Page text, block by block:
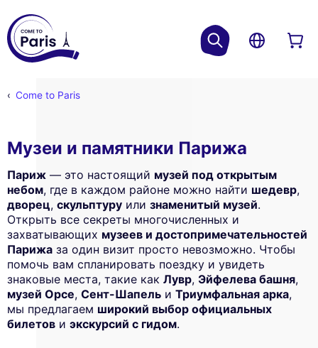
Come to Paris
Музеи и памятники Парижа
Париж — это настоящий музей под открытым
небом, где в каждом районе можно найти шедевр,
дворец, скульптуру или знаменитый музей.
Открыть все секреты многочисленных и
захватывающих музеев и достопримечательностей
Парижа за один визит просто невозможно. Чтобы
помочь вам спланировать поездку и увидеть
знаковые места, такие как Лувр, Эйфелева башня,
музей Орсе, Сент-Шапель и Триумфальная арка,
мы предлагаем широкий выбор официальных
билетов и экскурсий с гидом.